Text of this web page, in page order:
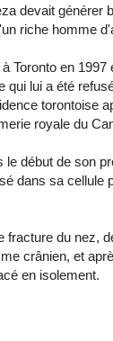
devait générer
riche homme
Toronto en 1997
qui lui a été
torontoise
royale du
le début de son
dans sa cellule
fracture du nez,
crânien, et
en isolement.